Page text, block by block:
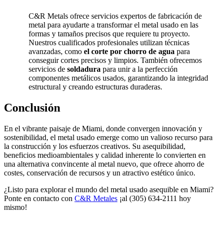
C&R Metals ofrece servicios expertos de fabricación de
metal para ayudarte a transformar el metal usado en las
formas y tamaños precisos que requiere tu proyecto.
Nuestros cualificados profesionales utilizan técnicas
avanzadas, como el corte por chorro de agua para
conseguir cortes precisos y limpios. También ofrecemos
servicios de soldadura para unir a la perfección
componentes metálicos usados, garantizando la integridad
estructural y creando estructuras duraderas.
Conclusión
En el vibrante paisaje de Miami, donde convergen innovación y
sostenibilidad, el metal usado emerge como un valioso recurso para
la construcción y los esfuerzos creativos. Su asequibilidad,
beneficios medioambientales y calidad inherente lo convierten en
una alternativa convincente al metal nuevo, que ofrece ahorro de
costes, conservación de recursos y un atractivo estético único.
¿Listo para explorar el mundo del metal usado asequible en Miami?
Ponte en contacto con C&R Metales ¡al (305) 634-2111 hoy
mismo!